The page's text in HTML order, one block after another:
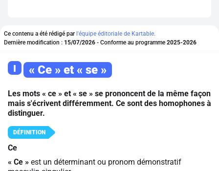
Ce contenu a été rédigé par l'équipe éditoriale de Kartable.
Dernière modification : 15/07/2026 - Conforme au programme 2025-2026
I « Ce » et « se »
Les mots « ce » et « se » se prononcent de la même façon
mais s'écrivent différemment. Ce sont des homophones à
distinguer.
Ce
« Ce » est un déterminant ou pronom démonstratif